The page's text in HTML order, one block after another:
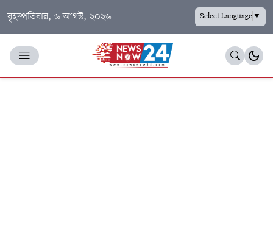
বৃহস্পতিবার, ৬ আগস্ট, ২০২৬ Select Language▼